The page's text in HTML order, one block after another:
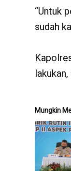
“Untuk
sudah
Mungkin